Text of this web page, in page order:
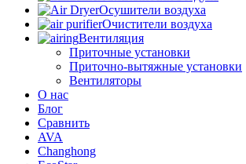
Осушители воздуха
Очистители воздуха
Вентиляция
Приточные установки
Приточно-вытяжные установки
Вентиляторы
О нас
Блог
Сравнить
AVA
Changhong